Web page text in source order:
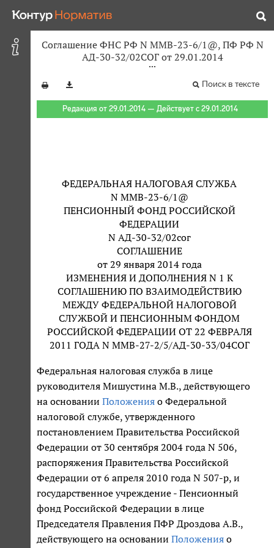
Соглашение ФНС РФ N ММВ-23-6/1@, ПФ РФ N
АД-30-32/02СОГ от 29.01.2014
Поиск в тексте
Редакция от 29.01.2014 — Действует с 29.01.2014
ФЕДЕРАЛЬНАЯ НАЛОГОВАЯ СЛУЖБА
N ММВ-23-6/1@
ПЕНСИОННЫЙ ФОНД РОССИЙСКОЙ
ФЕДЕРАЦИИ
N АД-30-32/02сог
СОГЛАШЕНИЕ
от 29 января 2014 года
ИЗМЕНЕНИЯ И ДОПОЛНЕНИЯ N 1 К
СОГЛАШЕНИЮ ПО ВЗАИМОДЕЙСТВИЮ
МЕЖДУ ФЕДЕРАЛЬНОЙ НАЛОГОВОЙ
СЛУЖБОЙ И ПЕНСИОННЫМ ФОНДОМ
РОССИЙСКОЙ ФЕДЕРАЦИИ ОТ 22 ФЕВРАЛЯ
2011 ГОДА N ММВ-27-2/5/АД-30-33/04СОГ
Федеральная налоговая служба в лице
руководителя Мишустина М.В., действующего
на основании Положения о Федеральной
налоговой службе, утвержденного
постановлением Правительства Российской
Федерации от 30 сентября 2004 года N 506,
распоряжения Правительства Российской
Федерации от 6 апреля 2010 года N 507-р, и
государственное учреждение - Пенсионный
фонд Российской Федерации в лице
Председателя Правления ПФР Дроздова А.В.,
действующего на основании Положения о